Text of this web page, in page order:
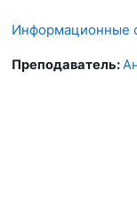
Информационные
Преподаватель: